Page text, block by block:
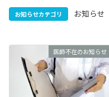
お知らせカテゴリ お知らせ
医師不在のお知らせ